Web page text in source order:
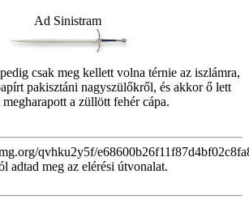
Ad Sinistram
csak meg kellett volna térnie az iszlámra,
pakisztáni nagyszülőkről, és akkor ő lett
a züllött fehér cápa.
qvhku2y5f/
adtad meg az elérési útvonalat.